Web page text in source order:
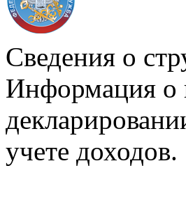
Сведения о
Информация о
учете доходов.